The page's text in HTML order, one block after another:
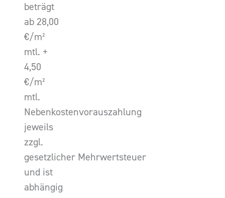
beträgt
ab 28,00
€/m²
mtl. +
4,50
€/m²
mtl.
Nebenkostenvorauszahlung
jeweils
zzgl.
gesetzlicher Mehrwertsteuer
und ist
abhängig